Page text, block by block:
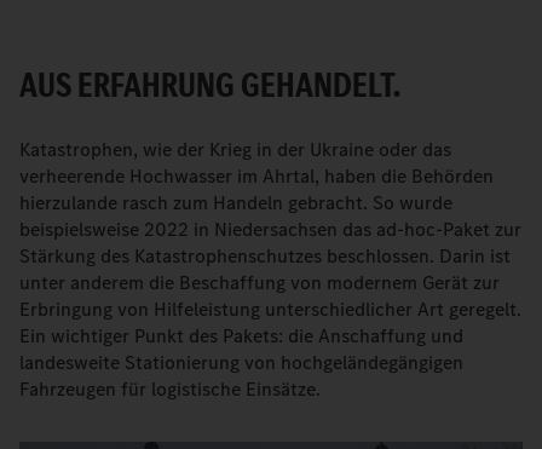
AUS ERFAHRUNG GEHANDELT.
Katastrophen, wie der Krieg in der Ukraine oder das
verheerende Hochwasser im Ahrtal, haben die Behörden
hierzulande rasch zum Handeln gebracht. So wurde
beispielsweise 2022 in Niedersachsen das ad-hoc-Paket zur
Stärkung des Katastrophenschutzes beschlossen. Darin ist
unter anderem die Beschaffung von modernem Gerät zur
Erbringung von Hilfeleistung unterschiedlicher Art geregelt.
Ein wichtiger Punkt des Pakets: die Anschaffung und
landesweite Stationierung von hochgeländegängigen
Fahrzeugen für logistische Einsätze.